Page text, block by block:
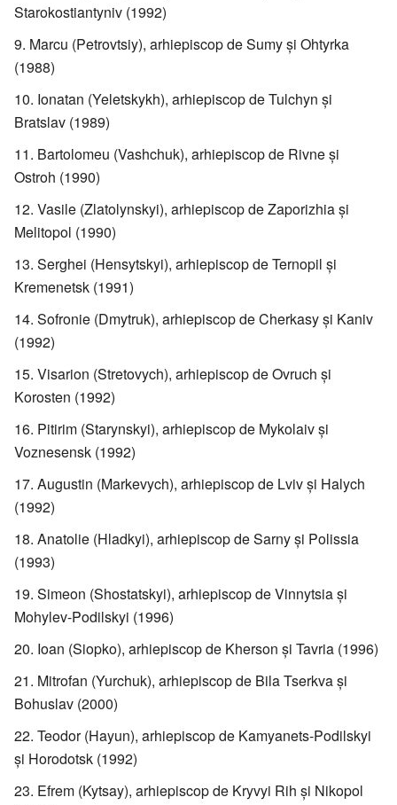
Starokostiantyniv (1992)
Marcu (Petrovtsiy), arhiepiscop de Sumy şi Ohtyrka
(1988)
Ionatan (Yeletskykh), arhiepiscop de Tulchyn şi
Bratslav (1989)
Bartolomeu (Vashchuk), arhiepiscop de Rivne şi
Ostroh (1990)
Vasile (Zlatolynskyi), arhiepiscop de Zaporizhia şi
Melitopol (1990)
Serghei (Hensytskyi), arhiepiscop de Ternopil şi
Kremenetsk (1991)
Sofronie (Dmytruk), arhiepiscop de Cherkasy şi Kaniv
(1992)
Visarion (Stretovych), arhiepiscop de Ovruch şi
Korosten (1992)
Pitirim (Starynskyi), arhiepiscop de Mykolaiv şi
Voznesensk (1992)
Augustin (Markevych), arhiepiscop de Lviv şi Halych
(1992)
Anatolie (Hladkyi), arhiepiscop de Sarny şi Polissia
(1993)
Simeon (Shostatskyi), arhiepiscop de Vinnytsia şi
Mohylev-Podilskyi (1996)
Ioan (Siopko), arhiepiscop de Kherson şi Tavria (1996)
Mitrofan (Yurchuk), arhiepiscop de Bila Tserkva şi
Bohuslav (2000)
Teodor (Hayun), arhiepiscop de Kamyanets-Podilskyi
şi Horodotsk (1992)
Efrem (Kytsay), arhiepiscop de Kryvyi Rih şi Nikopol